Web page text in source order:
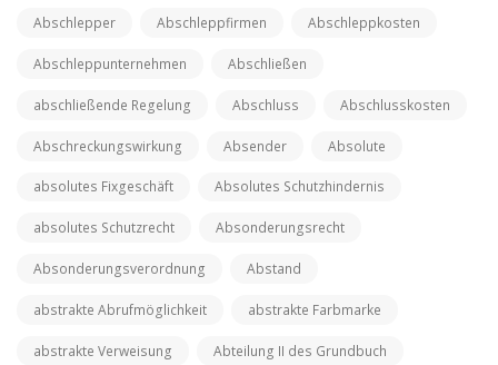
Abschlepper Abschleppfirmen Abschleppkosten
Abschleppunternehmen Abschließen
abschließende Regelung Abschluss Abschlusskosten
Abschreckungswirkung Absender Absolute
absolutes Fixgeschäft Absolutes Schutzhindernis
absolutes Schutzrecht Absonderungsrecht
Absonderungsverordnung Abstand
abstrakte Abrufmöglichkeit abstrakte Farbmarke
abstrakte Verweisung Abteilung II des Grundbuch